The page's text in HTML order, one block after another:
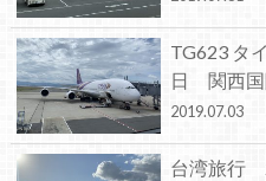
TG623 タ
日 関西国
2019.07.03
台湾旅行